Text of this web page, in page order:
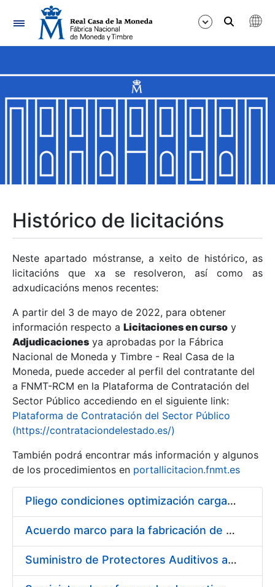
Navegación
Mostrar/Ocultar
Mostrar/Ocultar
Mostrar/Ocultar
Mostrar/Ocultar
Mostrar/Ocultar
Mostrar/Ocultar
Mostrar/Ocultar
Histórico de licitacións
Neste apartado móstranse, a xeito de histórico, as
licitacións que xa se resolveron, así como as
adxudicacións menos recentes:
A partir del 3 de mayo de 2022, para obtener
información respecto a Licitaciones en curso y
Adjudicaciones ya aprobadas por la Fábrica
Nacional de Moneda y Timbre - Real Casa de la
Moneda, puede acceder al perfil del contratante del
a FNMT-RCM en la Plataforma de Contratación del
Sector Público accediendo en el siguiente link:
Plataforma de Contratación del Sector Público
(https://contrataciondelestado.es/)
También podrá encontrar más información y algunos
de los procedimientos en portallicitacion.fnmt.es
Pliego condiciones optimización cargas compras firmado
Acuerdo marco para la fabricación de piezas
Suministro de Protectores Auditivos a medida para las personas trabajadoras de los Centros de Trabajo de Madrid y Burgos